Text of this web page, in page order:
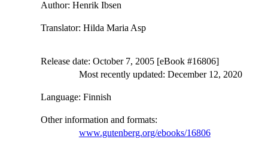
Author: Henrik Ibsen
Translator: Hilda Maria Asp
Release date: October 7, 2005 [eBook #16806]
Most recently updated: December 12, 2020
Language: Finnish
Other information and formats:
www.gutenberg.org/ebooks/16806